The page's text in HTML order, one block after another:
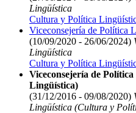
Lingüística
Cultura y Política
Viceconsejería de Política
(10/09/2020 - 26/06/2024)
Lingüística
Cultura y Política
Viceconsejería de
Lingüística)
(31/12/2016 - 09/08/2020)
Lingüística (Cultura y